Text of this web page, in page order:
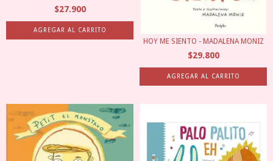
$27.900
HOY ME SIENTO - MADALENA MONIZ
$29.800